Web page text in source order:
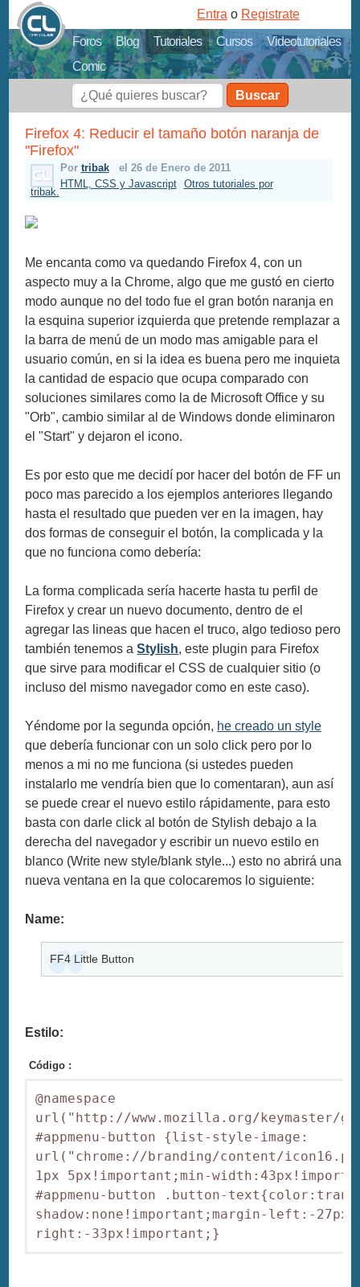
Foros Blog Tutoriales Cursos
Videotutoriales
Comic
Entra o Registrate
Buscar
Firefox 4: Reducir el tamaño botón naranja de
"Firefox"
Por tribak
el 26 de Enero de 2011
HTML, CSS y Javascript
Otros tutoriales por
tribak.
Me encanta como va quedando Firefox 4, con un
aspecto muy a la Chrome, algo que me gustó en cierto
modo aunque no del todo fue el gran botón naranja en
la esquina superior izquierda que pretende remplazar a
la barra de menú de un modo mas amigable para el
usuario común, en si la idea es buena pero me inquieta
la cantidad de espacio que ocupa comparado con
soluciones similares como la de Microsoft Office y su
"Orb", cambio similar al de Windows donde eliminaron
el "Start" y dejaron el icono.
Es por esto que me decidí por hacer del botón de FF un
poco mas parecido a los ejemplos anteriores llegando
hasta el resultado que pueden ver en la imagen, hay
dos formas de conseguir el botón, la complicada y la
que no funciona como debería:
La forma complicada sería hacerte hasta tu perfil de
Firefox y crear un nuevo documento, dentro de el
agregar las lineas que hacen el truco, algo tedioso pero
también tenemos aStylish, este plugin para Firefox
que sirve para modificar el CSS de cualquier sitio (o
incluso del mismo navegador como en este caso).
Yéndome por la segunda opción, he creado un style
que debería funcionar con un solo click pero por lo
menos a mi no me funciona (si ustedes pueden
instalarlo me vendría bien que lo comentaran), aun así
se puede crear el nuevo estilo rápidamente, para esto
basta con darle click al botón de Stylish debajo a la
derecha del navegador y escribir un nuevo estilo en
blanco (Write new style/blank style...) esto no abrirá una
nueva ventana en la que colocaremos lo siguiente:
Name:
FF4 Little Button
Estilo:
Código :
@namespace
url("http://www.mozilla.org/keymaster/
#appmenu-button {list-style-image:
url("chrome://branding/content/
1px 5px!important;min-
#appmenu-button .button-
shadow:none!important;margin-left:-
right:-33px!important;}